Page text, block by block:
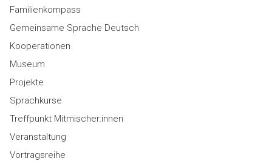
Familienkompass
Gemeinsame Sprache Deutsch
Kooperationen
Museum
Projekte
Sprachkurse
Treffpunkt Mitmischer:innen
Veranstaltung
Vortragsreihe